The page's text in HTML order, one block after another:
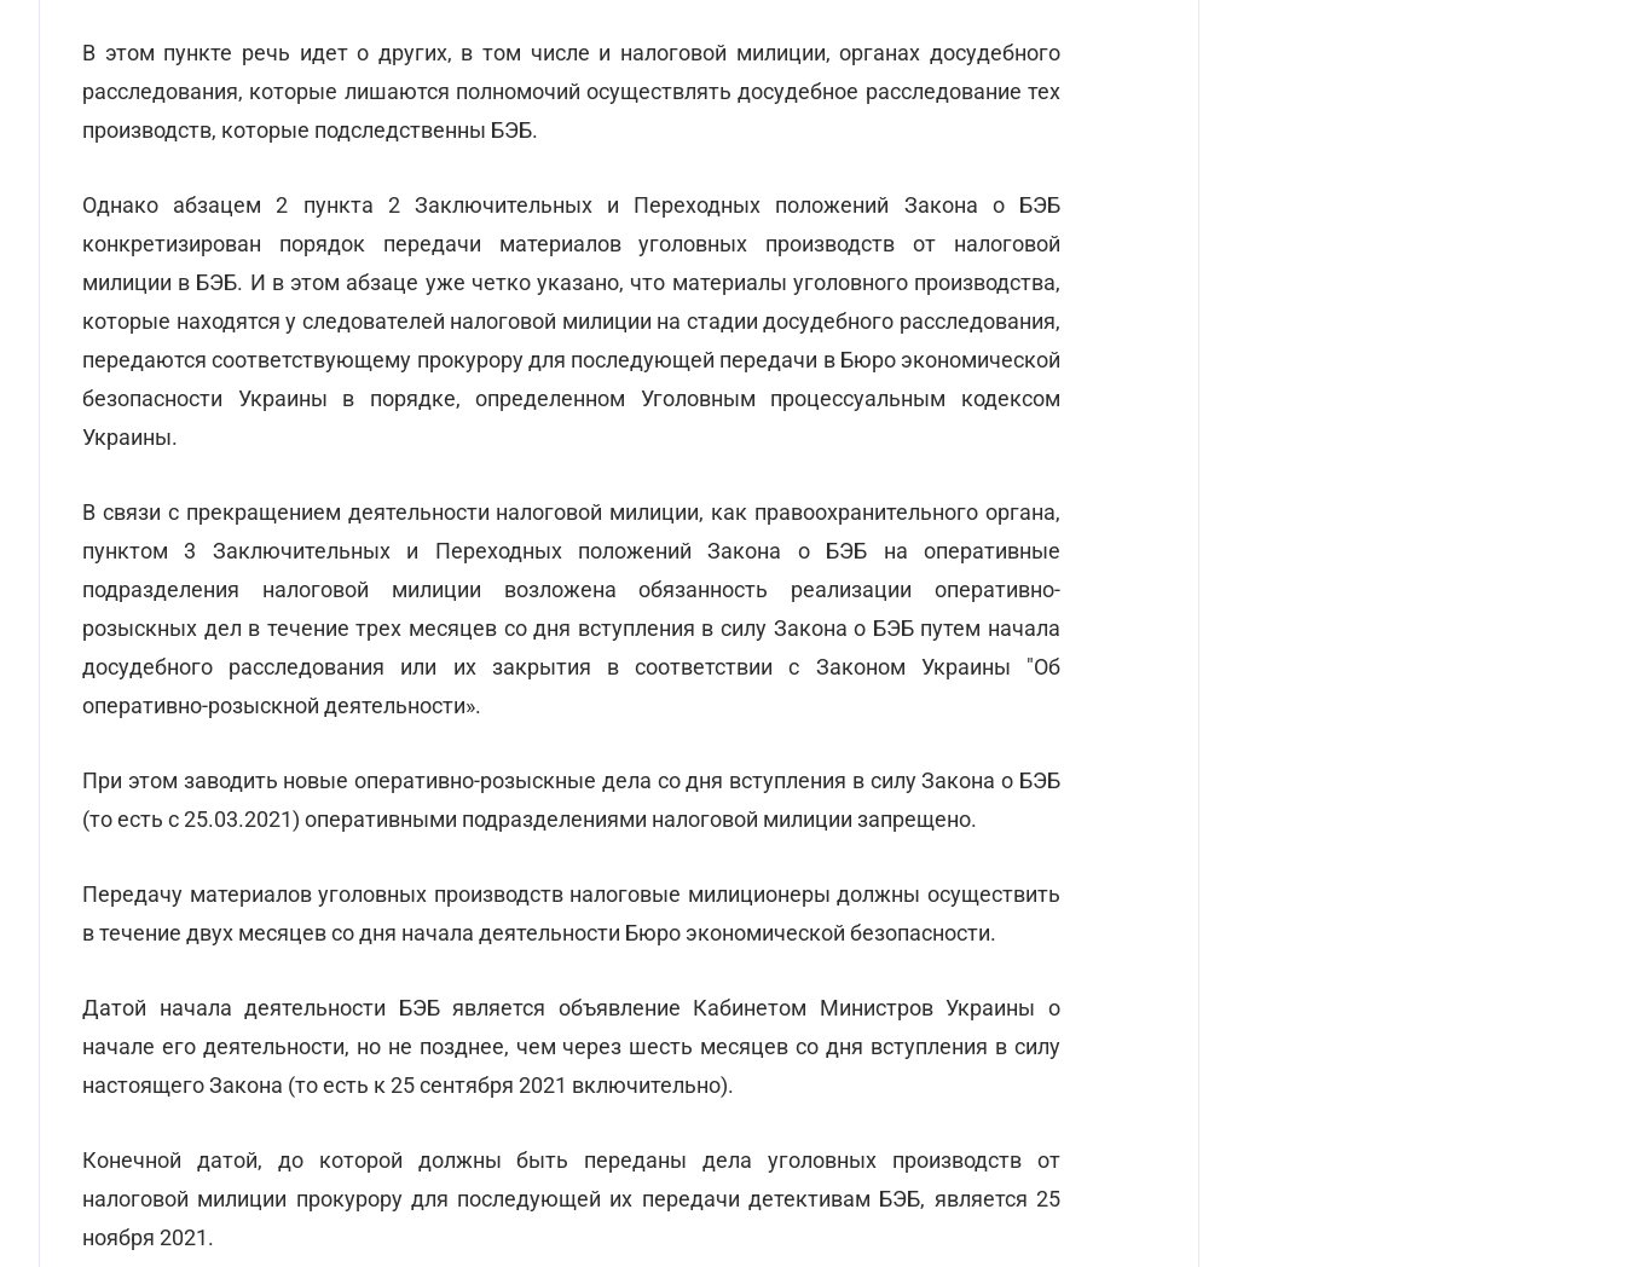
В этом пункте речь идет о других, в том числе и налоговой милиции, органах досудебного
расследования, которые лишаются полномочий осуществлять досудебное расследование тех
производств, которые подследственны БЭБ.
Однако абзацем 2 пункта 2 Заключительных и Переходных положений Закона о БЭБ
конкретизирован порядок передачи материалов уголовных производств от налоговой
милиции в БЭБ. И в этом абзаце уже четко указано, что материалы уголовного производства,
которые находятся у следователей налоговой милиции на стадии досудебного расследования,
передаются соответствующему прокурору для последующей передачи в Бюро экономической
безопасности Украины в порядке, определенном Уголовным процессуальным кодексом
Украины.
В связи с прекращением деятельности налоговой милиции, как правоохранительного органа,
пунктом 3 Заключительных и Переходных положений Закона о БЭБ на оперативные
подразделения налоговой милиции возложена обязанность реализации оперативно-
розыскных дел в течение трех месяцев со дня вступления в силу Закона о БЭБ путем начала
досудебного расследования или их закрытия в соответствии с Законом Украины "Об
оперативно-розыскной деятельности».
При этом заводить новые оперативно-розыскные дела со дня вступления в силу Закона о БЭБ
(то есть с 25.03.2021) оперативными подразделениями налоговой милиции запрещено.
Передачу материалов уголовных производств налоговые милиционеры должны осуществить
в течение двух месяцев со дня начала деятельности Бюро экономической безопасности.
Датой начала деятельности БЭБ является объявление Кабинетом Министров Украины о
начале его деятельности, но не позднее, чем через шесть месяцев со дня вступления в силу
настоящего Закона (то есть к 25 сентября 2021 включительно).
Конечной датой, до которой должны быть переданы дела уголовных производств от
налоговой милиции прокурору для последующей их передачи детективам БЭБ, является 25
ноября 2021.